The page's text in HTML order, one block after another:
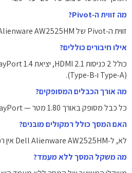
מה זווית ה‑Pivot?
זווית ה‑Pivot של Dell Alienware AW2525HM היא ‎+/-90°‎.
אילו חיבורים כוללים?
(Type‑A ו‑Type‑B).
מה אורך הכבלים המסופקים?
כל כבל מסופק באורך ‎1.80‎ מטר — HDMI, DisplayPort ו‑USB.
האם המסך כולל רמקולים מובנים?
לא, ל‑Dell Alienware AW2525HM אין רכיבים מובנים כמו רמקולים.
מה משקל המסך ללא מעמד?